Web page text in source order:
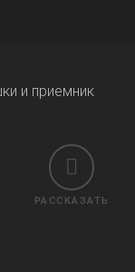
РАССКАЗАТЬ